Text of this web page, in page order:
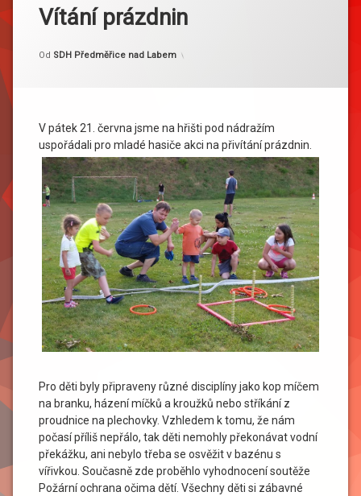
Vítání prázdnin
Publikováno21. 6. 2019
Aktualizováno 14. 7. 2019
Od SDH Předměřice nad Labem
V pátek 21. června jsme na hřišti pod nádražím
uspořádali pro mladé hasiče akci na přivítání prázdnin.
Pro děti byly připraveny různé disciplíny jako kop míčem
na branku, házení míčků a kroužků nebo stříkání z
proudnice na plechovky. Vzhledem k tomu, že nám
počasí příliš nepřálo, tak děti nemohly překonávat vodní
překážku, ani nebylo třeba se osvěžit v bazénu s
vířivkou. Současně zde proběhlo vyhodnocení soutěže
Požární ochrana očima dětí. Všechny děti si zábavné